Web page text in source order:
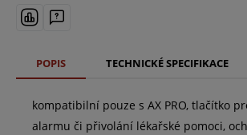
POPIS TECHNICKÉ SPECIFIKACE
kompatibilní pouze s AX PRO, tlačítko
alarmu či přivolání lékařské pomoci,